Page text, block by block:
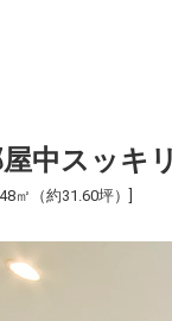
中スッキ
㎡（約31.60坪）]